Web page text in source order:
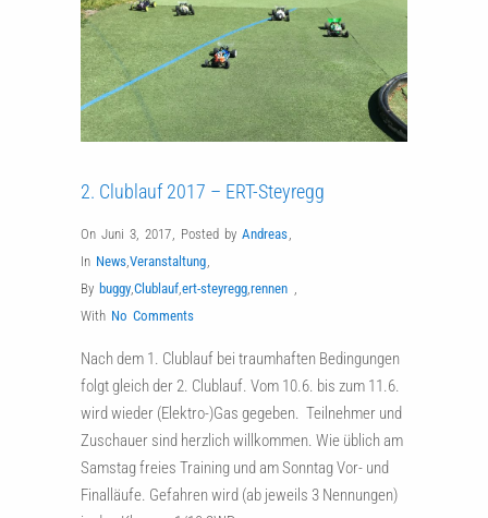
2. Clublauf 2017 – ERT-Steyregg
On Juni 3, 2017 Posted by Andreas
In News Veranstaltung
By buggy Clublauf ert-steyregg rennen
With No Comments
Nach dem 1. Clublauf bei traumhaften Bedingungen
folgt gleich der 2. Clublauf. Vom 10.6. bis zum 11.6.
wird wieder (Elektro-)Gas gegeben. Teilnehmer und
Zuschauer sind herzlich willkommen. Wie üblich am
Samstag freies Training und am Sonntag Vor- und
Finalläufe. Gefahren wird (ab jeweils 3 Nennungen)